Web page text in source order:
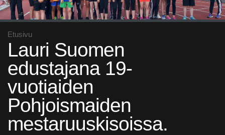
Etusivu
Lauri Suomen
edustajana 19-
vuotiaiden
Pohjoismaiden
mestaruuskisoissa.